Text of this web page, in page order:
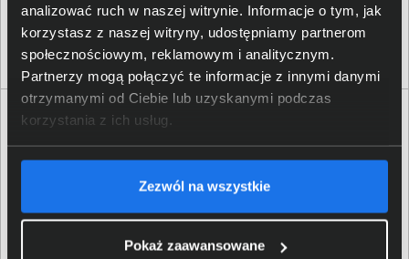
analizować ruch w naszej witrynie. Informacje o tym, jak
korzystasz z naszej witryny, udostępniamy partnerom
społecznościowym, reklamowym i analitycznym.
Partnerzy mogą połączyć te informacje z innymi danymi
otrzymanymi od Ciebie lub uzyskanymi podczas
korzystania z ich usług.
Zezwól na wszystkie
Pokaż zaawansowane
Osoba odpowiedzialna za
produkt
2direct GmbH; Langenstück
5, 58579 Schalksmühle;
info@2direct.de
Opinie o produkcie
0/5 0 - ilość opinii o produkcie